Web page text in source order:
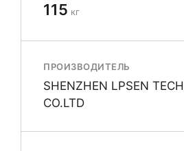
115 кг
ПРОИЗВОДИТЕЛЬ
SHENZHEN LPSEN
CO.LTD